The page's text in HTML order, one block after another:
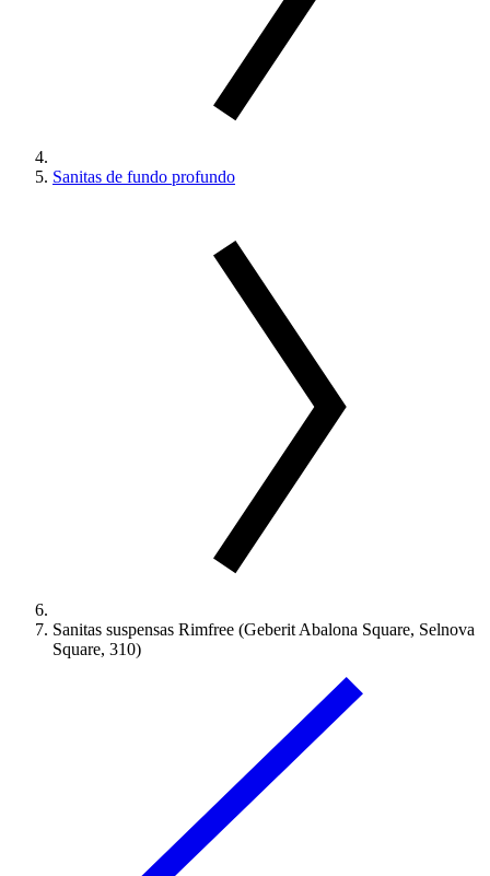
Sanitas de fundo profundo
Sanitas suspensas Rimfree (Geberit Abalona Square, Selnova
Square, 310)